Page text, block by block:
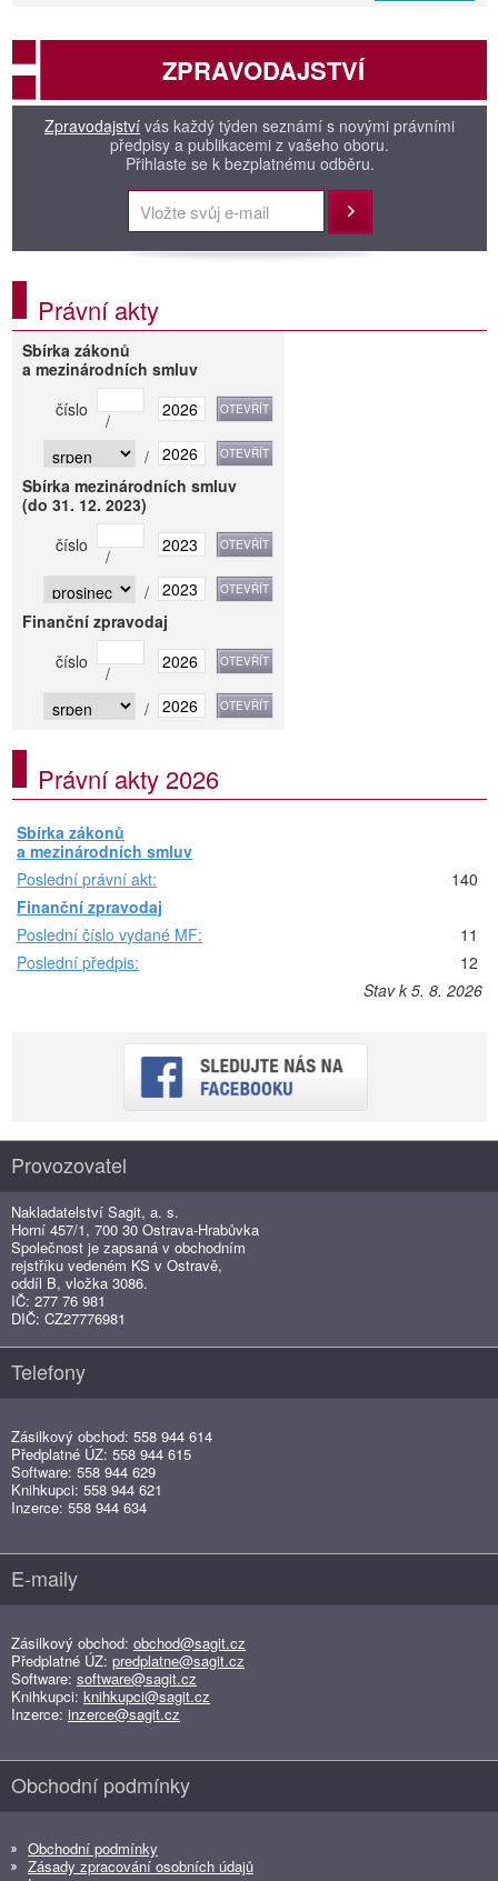
ZPRAVODAJSTVÍ
Zpravodajství vás každý týden seznámí s novými právními
předpisy a publikacemi z vašeho oboru.
Přihlaste se k bezplatnému odběru.
Přihlásit
Právní akty
Sbírka zákonů
a mezinárodních smluv
číslo
/
/
Sbírka mezinárodních smluv
(do 31. 12. 2023)
číslo
/
/
Finanční zpravodaj
číslo
/
/
Právní akty 2026
Sbírka zákonů
a mezinárodních smluv
Poslední právní akt:
140
Finanční zpravodaj
Poslední číslo vydané MF:
11
Poslední předpis:
12
Stav k 5. 8. 2026
Provozovatel
Nakladatelství Sagit, a. s.
Horní 457/1, 700 30 Ostrava-Hrabůvka
Společnost je zapsaná v obchodním
rejstříku vedeném KS v Ostravě,
oddíl B, vložka 3086.
IČ: 277 76 981
DIČ: CZ27776981
Telefony
Zásilkový obchod: 558 944 614
Předplatné ÚZ: 558 944 615
Software: 558 944 629
Knihkupci: 558 944 621
Inzerce: 558 944 634
E-maily
Zásilkový obchod: obchod@sagit.cz
Předplatné ÚZ: predplatne@sagit.cz
Software: software@sagit.cz
Knihkupci: knihkupci@sagit.cz
Inzerce: inzerce@sagit.cz
Obchodní podmínky
Obchodní podmínky
Zásady zpracování osobních údajů